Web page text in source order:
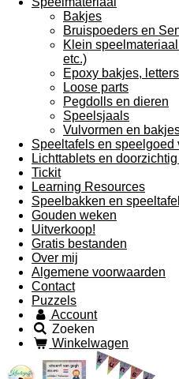
Bakjes
Bruispoeders en
Klein
etc.)
Epoxy bakjes,
Loose parts
Pegdolls en dieren
Speelsjaals
Vulvormen en
Speeltafels en speelgoed
Lichttablets en
Tickit
Learning Resources
Speelbakken en
Gouden weken
Uitverkoop!
Gratis bestanden
Over mij
Algemene voorwaarden
Contact
Puzzels
Account
Zoeken
Winkelwagen